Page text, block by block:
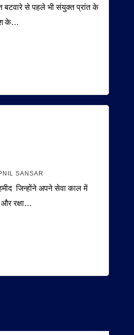
बटवारे से पहले भी संयुक्त प्रांत के
के…
SANSAR
जिन्होंने अपने सेवा काल में
रक्षा…